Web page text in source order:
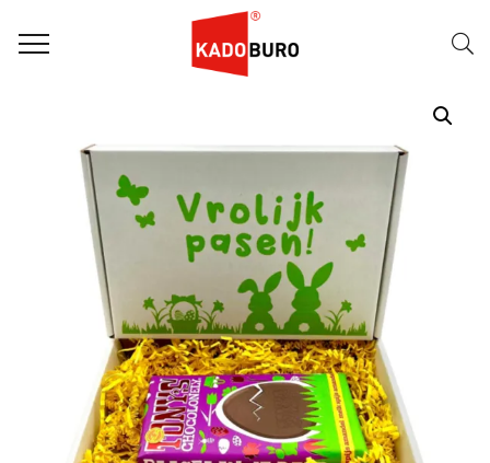
Home Paasgeschenken Paasgeschenk 10